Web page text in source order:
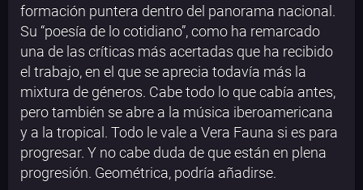
formación puntera dentro del panorama nacional.
Su “poesía de lo cotidiano”, como ha remarcado
una de las críticas más acertadas que ha recibido
el trabajo, en el que se aprecia todavía más la
mixtura de géneros. Cabe todo lo que cabía antes,
pero también se abre a la música iberoamericana
y a la tropical. Todo le vale a Vera Fauna si es para
progresar. Y no cabe duda de que están en plena
progresión. Geométrica, podría añadirse.